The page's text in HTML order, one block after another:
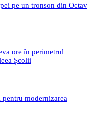
pe un tronson din Octav
ore în perimetrul
Școlii
modernizarea